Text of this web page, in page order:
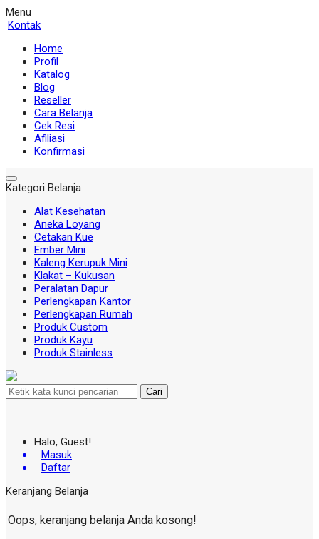
Menu
Kontak
Home
Profil
Katalog
Blog
Reseller
Cara Belanja
Cek Resi
Afiliasi
Konfirmasi
Kategori Belanja
Alat Kesehatan
Aneka Loyang
Cetakan Kue
Ember Mini
Kaleng Kerupuk Mini
Klakat – Kukusan
Peralatan Dapur
Perlengkapan Kantor
Perlengkapan Rumah
Produk Custom
Produk Kayu
Produk Stainless
Cari
Halo, Guest!
Masuk
Daftar
Keranjang Belanja
Oops, keranjang belanja Anda kosong!